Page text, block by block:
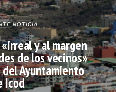
NOTICIA
y al margen
de los vecinos»
Ayuntamiento
Icod